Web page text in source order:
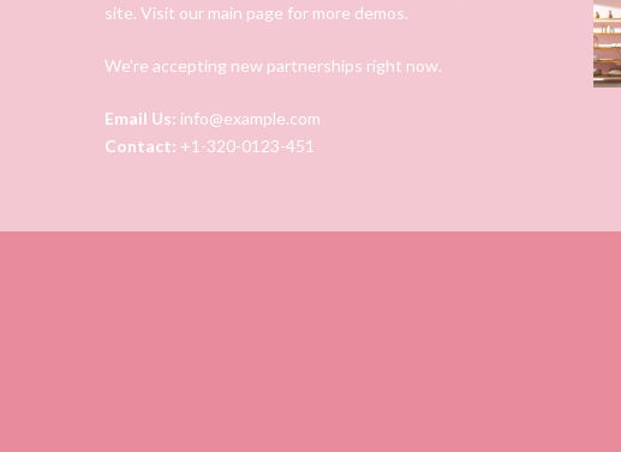
site. Visit our main page for more demos.
We're accepting new partnerships right now.
Email Us: info@example.com
Contact: +1-320-0123-451